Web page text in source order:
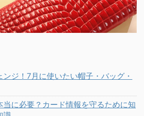
ジ！7月に使いたい帽子・バッグ・
当に必要？カード情報を守るために知